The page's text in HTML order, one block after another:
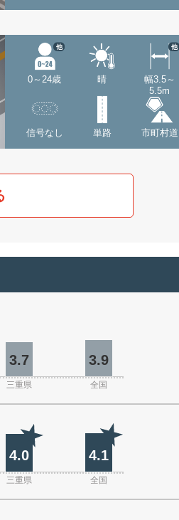
0～24歳
他
晴
幅3.5～
5.5m
他
信号なし 単路 市町村道
3.7 3.9
三重県 全国
4.0 4.1
三重県 全国